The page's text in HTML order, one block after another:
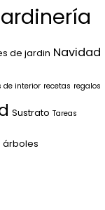
de jardin Navidad
de interior recetas regalos
Sustrato Tareas
árboles